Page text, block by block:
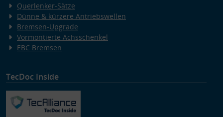
Querlenker-Sätze
Dünne & kürzere Antriebswellen
Bremsen-Upgrade
Vormontierte Achsschenkel
EBC Bremsen
TecDoc Inside